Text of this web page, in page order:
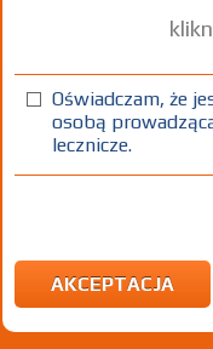
Znaleziono wyników:
Oświadczam, że
osobą
lecznicze.
AKCEPTACJA